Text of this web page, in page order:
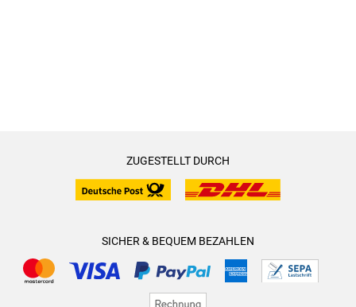
ZUGESTELLT DURCH
SICHER & BEQUEM BEZAHLEN